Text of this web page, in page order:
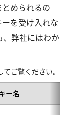
められるの
を受け入れな
、弊社にはわか
ご覧ください。
ー名